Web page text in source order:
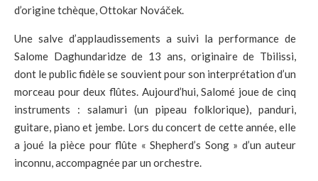
d’origine tchèque, Ottokar Nováček.
Une salve d’applaudissements a suivi la performance de
Salome Daghundaridze de 13 ans, originaire de Tbilissi,
dont le public fidèle se souvient pour son interprétation d’un
morceau pour deux flûtes. Aujourd’hui, Salomé joue de cinq
instruments : salamuri (un pipeau folklorique), panduri,
guitare, piano et jembe. Lors du concert de cette année, elle
a joué la pièce pour flûte « Shepherd’s Song » d’un auteur
inconnu, accompagnée par un orchestre.